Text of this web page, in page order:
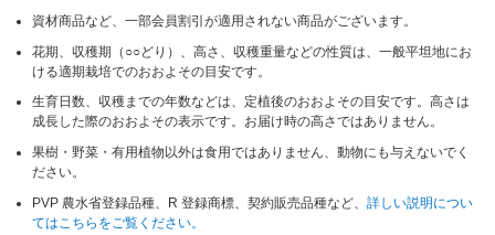
資材商品など、一部会員割引が適用されない商品がございます。
花期、収穫期（○○どり）、高さ、収穫重量などの性質は、一般平坦地にお
ける適期栽培でのおおよその目安です。
生育日数、収穫までの年数などは、定植後のおおよその目安です。高さは
成長した際のおおよその表示です。お届け時の高さではありません。
果樹・野菜・有用植物以外は食用ではありません、動物にも与えないでく
ださい。
PVP 農水省登録品種、R 登録商標、契約販売品種など、詳しい説明につい
てはこちらをご覧ください。